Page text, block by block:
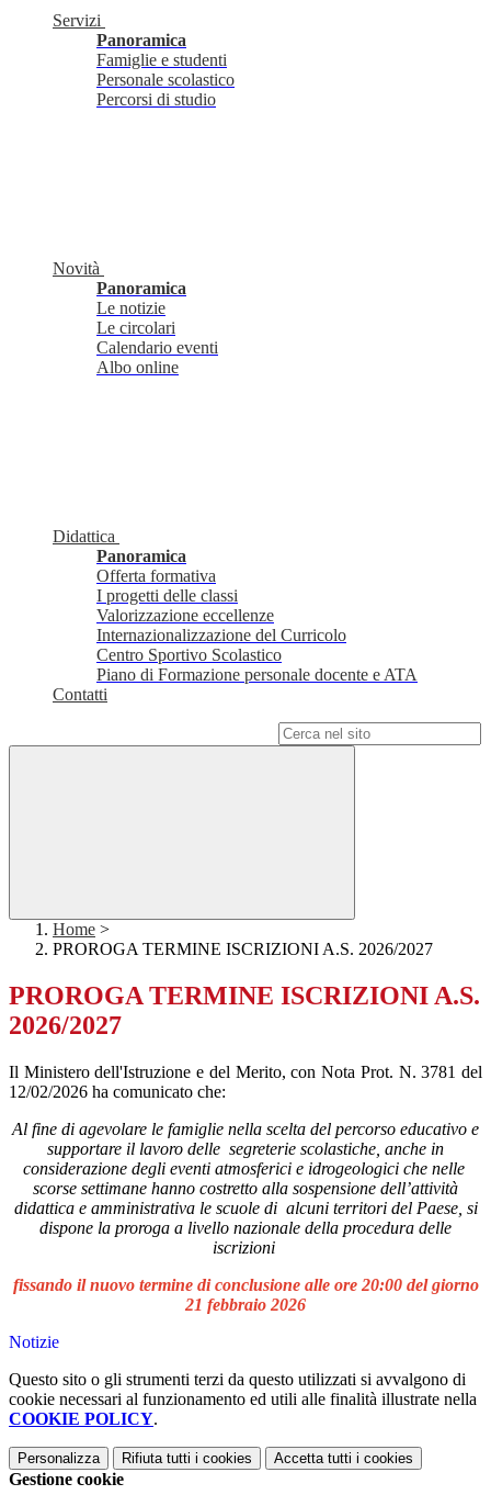
Servizi
Panoramica
Famiglie e studenti
Personale scolastico
Percorsi di studio
Novità
Panoramica
Le notizie
Le circolari
Calendario eventi
Albo online
Didattica
Panoramica
Offerta formativa
I progetti delle classi
Valorizzazione eccellenze
Internazionalizzazione del Curricolo
Centro Sportivo Scolastico
Piano di Formazione personale docente e ATA
Contatti
Home >
PROROGA TERMINE ISCRIZIONI A.S. 2026/2027
PROROGA TERMINE ISCRIZIONI A.S.
2026/2027
Il Ministero dell'Istruzione e del Merito, con Nota Prot. N. 3781 del
12/02/2026 ha comunicato che:
Al fine di agevolare le famiglie nella scelta del percorso educativo e
supportare il lavoro delle segreterie scolastiche, anche in
considerazione degli eventi atmosferici e idrogeologici che nelle
scorse settimane hanno costretto alla sospensione dell’attività
didattica e amministrativa le scuole di alcuni territori del Paese, si
dispone la proroga a livello nazionale della procedura delle
iscrizioni
fissando il nuovo termine di conclusione alle ore 20:00 del giorno
21 febbraio 2026
Notizie
Questo sito o gli strumenti terzi da questo utilizzati si avvalgono di
cookie necessari al funzionamento ed utili alle finalità illustrate nella
COOKIE POLICY.
Personalizza Rifiuta tutti i cookies Accetta tutti i cookies
Gestione cookie